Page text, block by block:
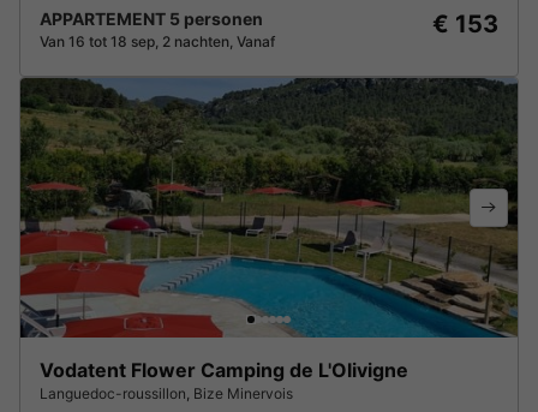
APPARTEMENT 5 personen
Van 16 tot 18 sep, 2 nachten, Vanaf
€ 153
Vodatent Flower Camping de L'Olivigne
Languedoc-roussillon Bize Minervois